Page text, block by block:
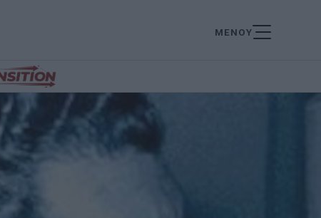
ΜΕΝΟΥ